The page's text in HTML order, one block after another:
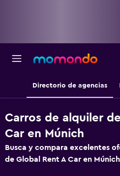
Directorio de agencias
Carros de alquiler
Car en Múnich
Busca y compara excelentes
de Global Rent A Car en Múnich